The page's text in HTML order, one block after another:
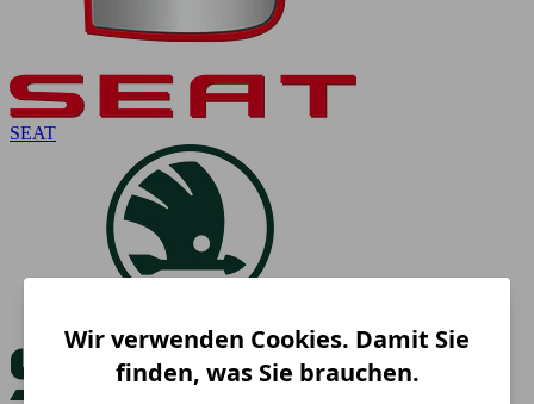
SEAT
Wir verwenden Cookies. Damit Sie
finden, was Sie brauchen.